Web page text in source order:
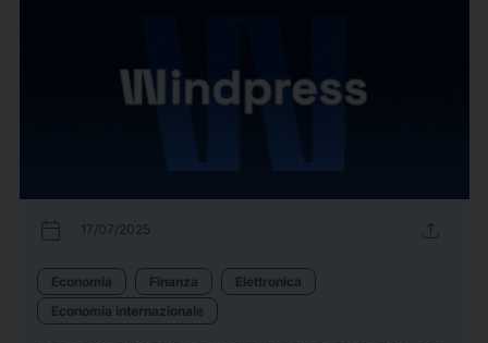
calendar_today 17/07/2025 upload
Economia Finanza
Elettronica
Economia internazionale